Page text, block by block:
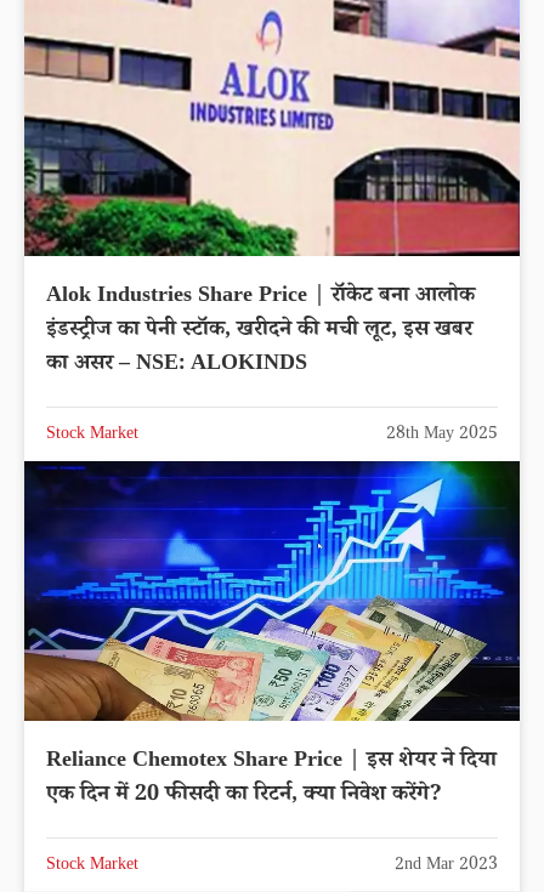
Alok Industries Share Price | रॉकेट बना आलोक
इंडस्ट्रीज का पेनी स्टॉक, खरीदने की मची लूट, इस खबर
का असर – NSE: ALOKINDS
Stock Market 28th May 2025
Reliance Chemotex Share Price | इस शेयर ने दिया
एक दिन में 20 फीसदी का रिटर्न, क्या निवेश करेंगे?
Stock Market 2nd Mar 2023